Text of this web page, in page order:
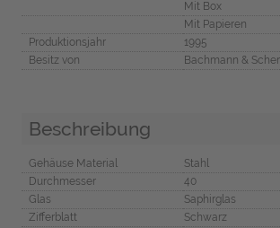
Mit Box
Mit Papieren
Produktionsjahr
1995
Besitz von
Bachmann &
Beschreibung
Gehäuse Material
Stahl
Durchmesser
40
Glas
Saphirglas
Zifferblatt
Schwarz